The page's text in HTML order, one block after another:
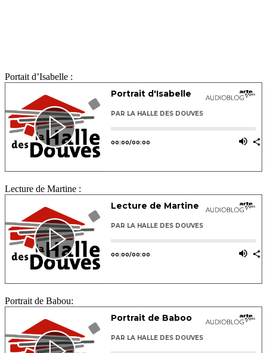
Portait d’Isabelle :
Lecture de Martine :
Portrait de Babou: